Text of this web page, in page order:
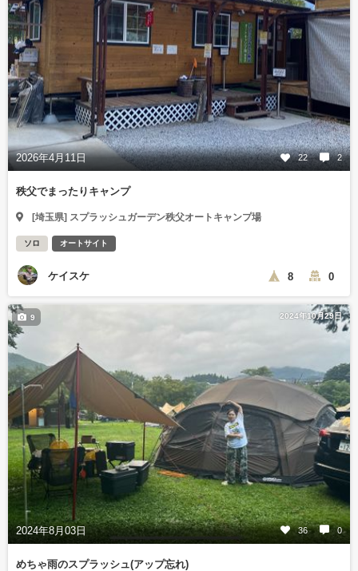
2026年4月11日 22 2
秩父でまったりキャンプ
[埼玉県] スプラッシュガーデン秩父オートキャンプ場
ソロ オートサイト
ケイスケ 8 0
2024年10月29日
2024年8月03日 36 0
9
めちゃ雨のスプラッシュ(アップ忘れ)